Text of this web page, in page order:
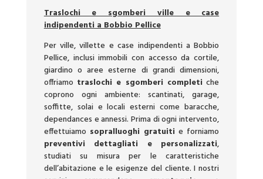
Traslochi e sgomberi ville e case
indipendenti a Bobbio Pellice
Per ville, villette e case indipendenti a Bobbio
Pellice, inclusi immobili con accesso da cortile,
giardino o aree esterne di grandi dimensioni,
offriamo traslochi e sgomberi completiche
coprono ogni ambiente: scantinati, garage,
soffitte, solai e locali esterni come baracche,
dependances e annessi. Prima di ogni intervento,
effettuiamo sopralluoghi gratuiti e forniamo
preventivi dettagliati e personalizzati,
studiati su misura per le caratteristiche
dell’abitazione e le esigenze del cliente. I nostri